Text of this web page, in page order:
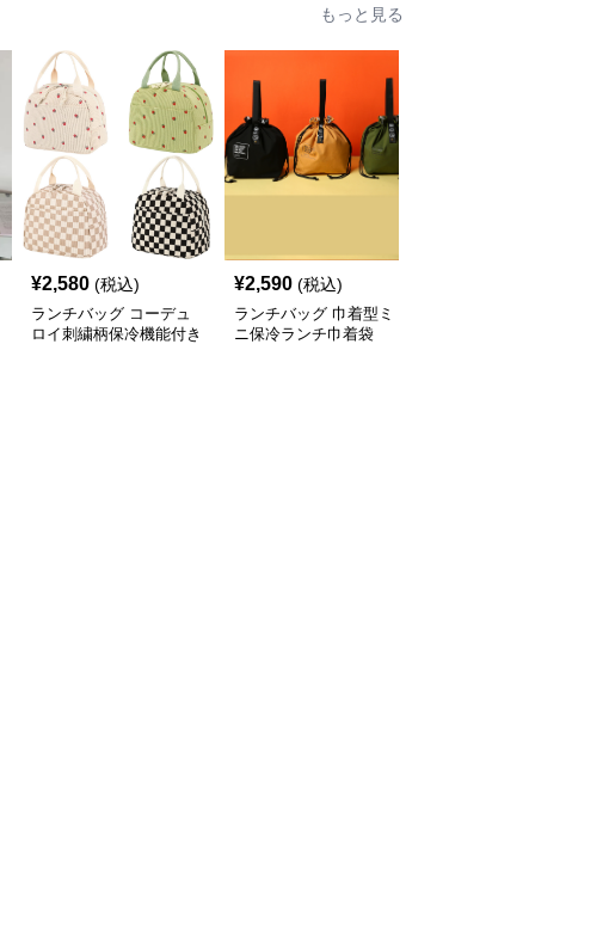
もっと見る
¥2,580 (税込)
ランチバッグ コーデュ
ロイ刺繍柄保冷機能付き
¥2,590 (税込)
ランチバッグ 巾着型ミ
ニ保冷ランチ巾着袋